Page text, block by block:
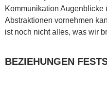
Kommunikation Augenblicke
Abstraktionen vornehmen
ist noch nicht alles, was wir
BEZIEHUNGEN